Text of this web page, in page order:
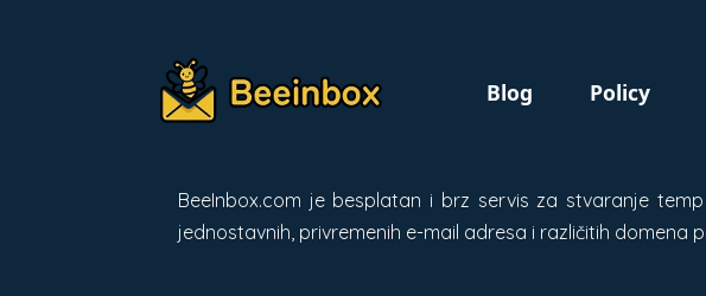
Blog Policy
BeeInbox.com je besplatan i brz servis za stvaranje
jednostavnih, privremenih e-mail adresa i različitih domena